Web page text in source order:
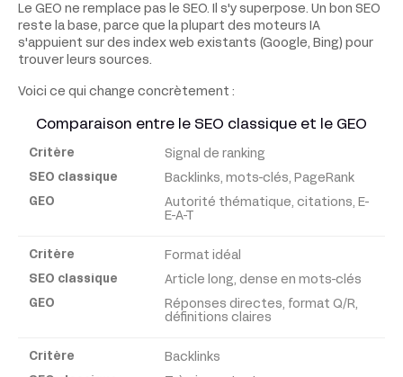
Le GEO ne remplace pas le SEO. Il s'y superpose. Un bon SEO
reste la base, parce que la plupart des moteurs IA
s'appuient sur des index web existants (Google, Bing) pour
trouver leurs sources.
Voici ce qui change concrètement :
Comparaison entre le SEO classique et le GEO
Critère
GEO
Signal de ranking
Backlinks, mots-clés, PageRank
Autorité thématique, citations, E-
E-A-T
Format idéal
Article long, dense en mots-clés
Réponses directes, format Q/R,
définitions claires
Backlinks